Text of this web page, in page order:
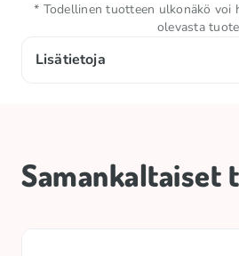
Lisätietoja
* Todellinen tuotteen ulkonäkö voi
olevasta
Samankaltaiset